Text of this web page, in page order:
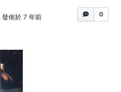
0
發佈於 7 年前